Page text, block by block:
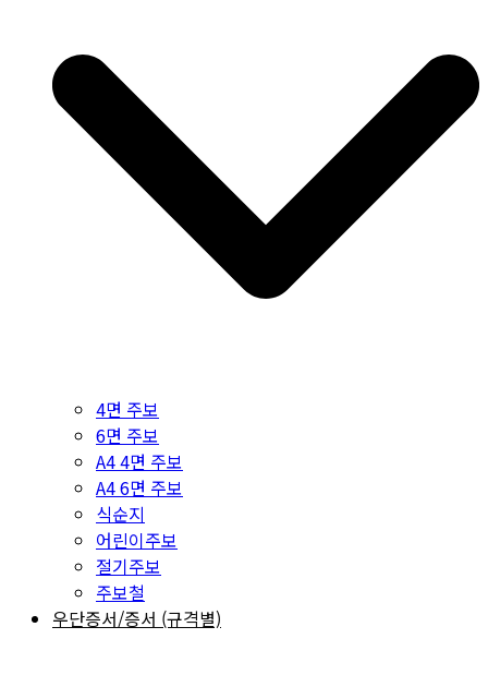
4면 주보
6면 주보
A4 4면 주보
A4 6면 주보
식순지
어린이주보
절기주보
주보철
우단증서/증서 (규격별)